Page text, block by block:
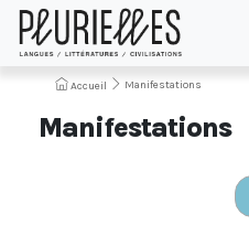
Accueil Manifestations
Manifestations